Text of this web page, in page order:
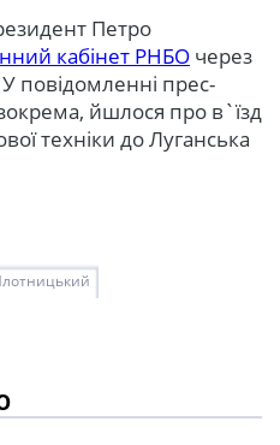
Петро
кабінет РНБО через
повідомленні прес-
йшлося про в`їзд
техніки до Луганська